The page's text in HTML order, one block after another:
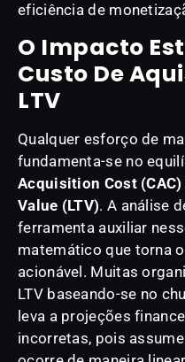
eficiência de
O Impacto
Custo De
LTV
Qualquer esforço de
fundamenta-se no
Acquisition Cost (CAC)
Value (LTV). A análise
ferramenta auxiliar
matemático que torna
acionável. Muitas
LTV baseando-se no
leva a projeções
incorretas, pois